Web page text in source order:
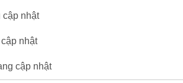
cập nhật
nhật
cập nhật